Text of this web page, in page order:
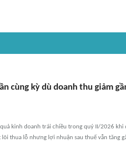
cùng kỳ dù doanh thu giảm
quả kinh doanh trái chiều trong quý II/2026 khi
lõi thua lỗ nhưng lợi nhuận sau thuế vẫn tăng